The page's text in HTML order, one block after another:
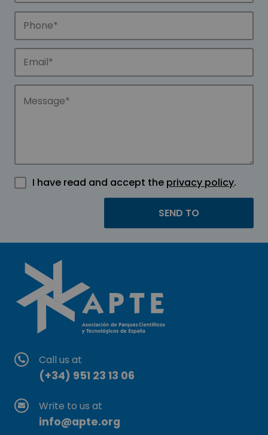
I have read and accept the privacy policy.
Call us at
(+34) 951 23 13 06
Write to us at
info@apte.org